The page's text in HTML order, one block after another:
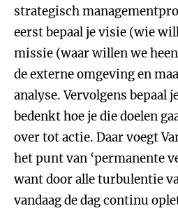
strategisch
eerst bepaal je visie (wie
missie (waar willen we
de externe omgeving en
analyse. Vervolgens bepaal
bedenkt hoe je die doelen
over tot actie. Daar voegt
het punt van ‘permanente
want door alle turbulentie
vandaag de dag continu